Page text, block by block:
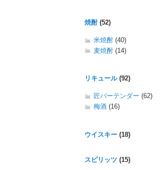
焼酎(52)
米焼酎 (40)
麦焼酎 (14)
リキュール(92)
匠バーテンダー (62)
梅酒 (16)
ウイスキー (18)
スピリッツ (15)